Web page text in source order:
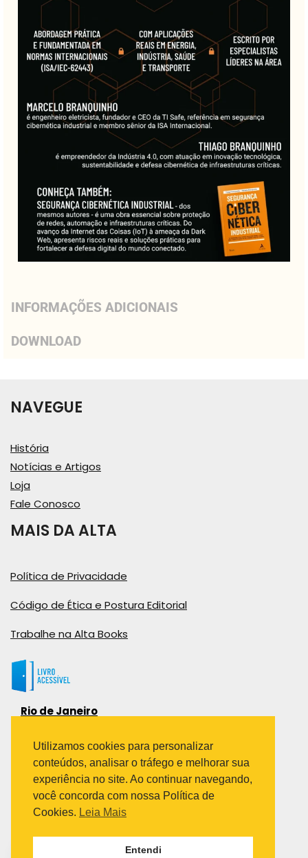
INFORMAÇÕES ADICIONAIS
DOWNLOAD
NAVEGUE
História
Notícias e Artigos
Loja
Fale Conosco
MAIS DA ALTA
Política de Privacidade
Código de Ética e Postura Editorial
Trabalhe na Alta Books
Rio de Janeiro
Bairro Industrial do Jacaré
Rio de Janeiro – RJ – CEP: 20970-031
Telefone:
(21) 3278-8069
(21) 3995-7512
Utilizamos cookies para personalizar
conteúdos, analisar o tráfego e melhorar sua
experiência no site. Ao continuar navegando,
você concorda com nossa Política de
Cookies. Leia Mais
Entendi